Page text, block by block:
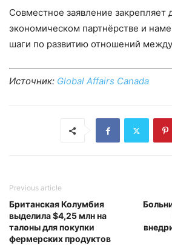
Совместное заявление закрепляет
экономическом партнёрстве и
шаги по развитию отношений
Источник: Global Affairs Canada
Previous article
Британская Колумбия
выделила $4,25 млн на
талоны для покупки
фермерских продуктов